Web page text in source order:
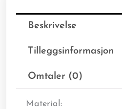
Beskrivelse
Tilleggsinformasjon
Omtaler (0)
Material: